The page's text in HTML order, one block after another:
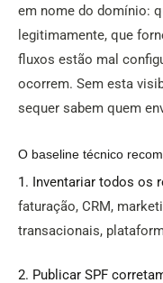
em nome do domínio:
legitimamente, que
fluxos estão mal
ocorrem. Sem esta
sequer sabem quem
O baseline técnico
1. Inventariar todos os
faturação, CRM,
transacionais,
2. Publicar SPF